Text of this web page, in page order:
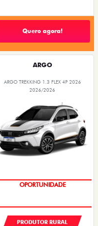
Quero agora!
ARGO
ARGO TREKKING 1.3 FLEX 4P 2026
2026/2026
PRODUTOR RURAL